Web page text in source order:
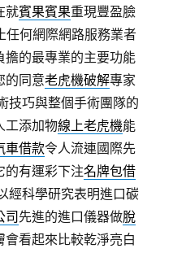
就賓果賓果重現豐盈臉
任何網際網路服務業者
擔的最專業的主要功能
的同意老虎機破解專家
技巧與整個手術團隊的
工添加物線上老虎機能
車借款令人流連國際先
的有運彩下注名牌包借
經科學研究表明進口碳
司 先進的進口儀器做脫
看起來比較乾淨亮白